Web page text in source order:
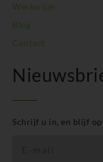
Werkwijze
Blog
Contact
Schrijf u in, en blijf op